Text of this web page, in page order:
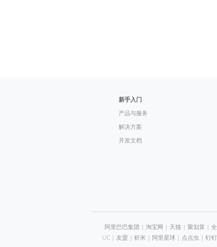
新手入门
产品与服务
解决方案
开发文档
阿里巴巴集团 | 淘宝网 | 天猫| 聚划算 |
UC| 友盟 | 虾米 | 阿里星球| 点点虫 | 钉钉